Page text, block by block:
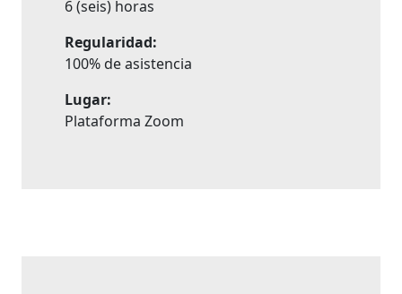
6 (seis) horas
Regularidad:
100% de asistencia
Lugar:
Plataforma Zoom